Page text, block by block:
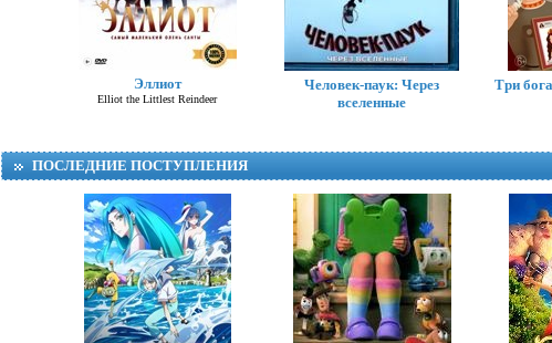
Эллиот
Elliot the Littlest Reindeer
Человек-паук: Через
вселенные
Три
ПОСЛЕДНИЕ ПОСТУПЛЕНИЯ